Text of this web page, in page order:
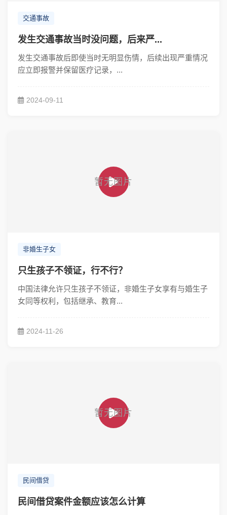
交通事故
发生交通事故当时没问题，后来严...
发生交通事故后即使当时无明显伤情，后续出现严重情况
应立即报警并保留医疗记录，...
2024-09-11
非婚生子女
只生孩子不领证，行不行？
中国法律允许只生孩子不领证，非婚生子女享有与婚生子
女同等权利，包括继承、教育...
2024-11-26
民间借贷
民间借贷案件金额应该怎么计算